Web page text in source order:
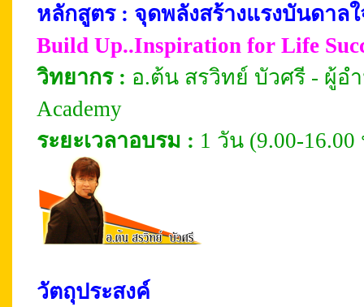
หลักสูตร : จุดพลังสร้างแรงบันดาล
Build Up..Inspiration for Life
วิทยากร : อ.ต้น สรวิทย์ บัวศรี - ผู้อ
Academy
ระยะเวลาอบรม : 1 วัน (9.00-16.00
วัตถุประสงค์